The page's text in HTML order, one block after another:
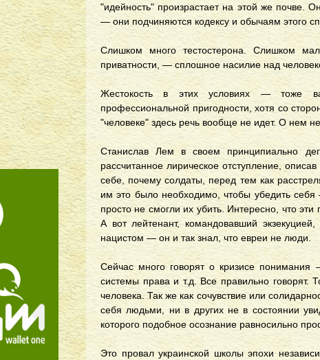
"идейность" произрастает на этой же почве.
— они подчиняются кодексу и обычаям этого
Слишком много тестостерона. Слишком
приватности, — сплошное насилие над
Жестокость в этих условиях — тоже
профессиональной пригодности, хотя со
"человеке" здесь речь вообще не идет. О нем
Станислав Лем в своем принципиально
рассчитанное лирическое отступление,
себе, почему солдаты, перед тем как
им это было необходимо, чтобы убедить
просто не смогли их убить. Интересно, что
А вот лейтенант, командовавший
нацистом — он и так знал, что евреи не люди.
Сейчас много говорят о кризисе понимания
системы права и т.д. Все правильно говорят.
человека. Так же как сочувствие или
себя людьми, ни в других не в состоянии
которого подобное осознание равносильно
Это провал украинской школы эпохи